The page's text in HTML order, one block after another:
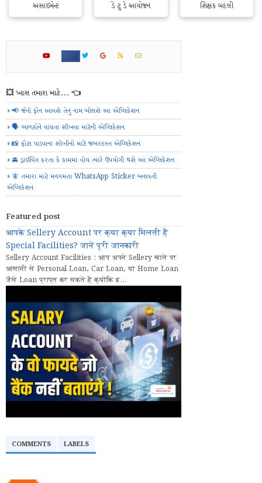
અસાઇમેન્ટ ડે ટુ ડે આયોજન શિક્ષક બદલી
💥 ખાસ તમારા માટે... 👈
📢 જેનો ફોન આવશે તેનું નામ બોલશે આ એપ્લિકેશન
🗣️ બાળકોને વાંચતા શીખવા માટેની એપ્લિકેશન
📸 ફોટા પાડવાના શોખીનો માટે જબરદસ્ત એપ્લિકેશન
🚘 ડ્રાઈવિંગ કરતા કે કામમાં હોય ત્યારે ઉપયોગી થશે આ એપ્લિકેશન
🧚 તમારા માટે મનગમતા WhatsApp Sticker બનાવતી
એપ્લિકેશન
Featured post
आपके Sellery Account पर क्या क्या मिलती हैं
Special Facilities? जानें पूरी जानकारी
Sellery Account Facilities : आप अपने Sellery खाते पर
आसानी से Personal Loan, Car Loan, या Home Loan
जैसे Loan प्राप्त कर सकते हैं क्योंकि इ...
COMMENTS LABELS